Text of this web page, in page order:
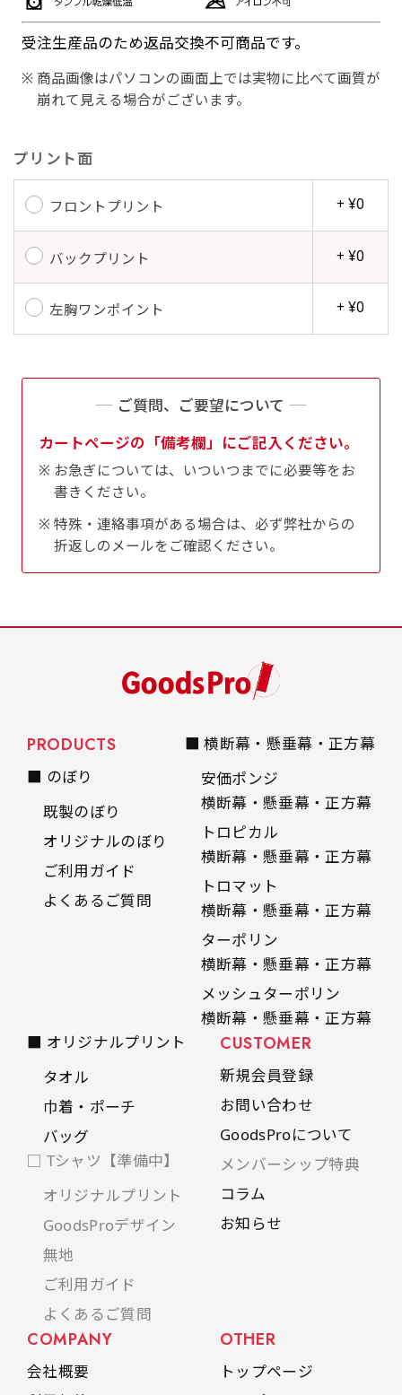
受注生産品のため返品交換不可商品です。
商品画像はパソコンの画面上では実物に比べて画質が
崩れて見える場合がございます。
プリント面
フロントプリント + ¥0
バックプリント + ¥0
左胸ワンポイント + ¥0
ご質問、ご要望について
カートページの「備考欄」にご記入ください。
お急ぎについては、いついつまでに必要等をお
書きください。
特殊・連絡事項がある場合は、必ず弊社からの
折返しのメールをご確認ください。
PRODUCTS
■ のぼり
既製のぼり
オリジナルのぼり
ご利用ガイド
よくあるご質問
■ 横断幕・懸垂幕・正方幕
安価ポンジ
横断幕・懸垂幕・正方幕
トロピカル
横断幕・懸垂幕・正方幕
トロマット
横断幕・懸垂幕・正方幕
ターポリン
横断幕・懸垂幕・正方幕
メッシュターポリン
横断幕・懸垂幕・正方幕
■ オリジナルプリント
タオル
巾着・ポーチ
バッグ
□ Tシャツ【準備中】
オリジナルプリント
GoodsProデザイン
無地
ご利用ガイド
よくあるご質問
CUSTOMER
新規会員登録
お問い合わせ
GoodsProについて
メンバーシップ特典
コラム
お知らせ
COMPANY
会社概要
OTHER
トップページ